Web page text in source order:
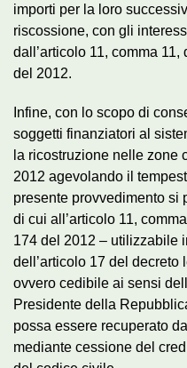
importi per la loro
riscossione, con gli
dall’articolo 11, comma
del 2012.
Infine, con lo scopo di
soggetti finanziatori al
la ricostruzione nelle zone
2012 agevolando il
presente provvedimento si
di cui all’articolo 11,
174 del 2012 – utilizzabile
dell’articolo 17 del
ovvero cedibile ai sensi
Presidente della
possa essere recuperato
mediante cessione del